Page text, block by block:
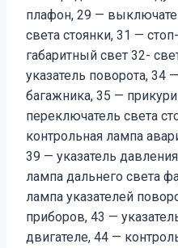
плафон, 29 —
света стоянки, 31 —
габаритный свет 32-
указатель поворота,
багажника, 35 —
переключатель света
контрольная лампа
39 — указатель
лампа дальнего света
лампа указателей
приборов, 43 —
двигателе, 44 —